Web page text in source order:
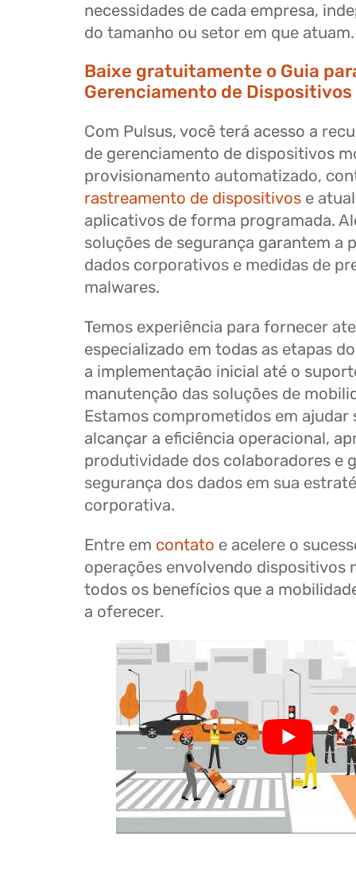
necessidades de cada empresa,
do tamanho ou setor em que atuam.
Baixe gratuitamente o Guia
Gerenciamento de Dispositivos
Com Pulsus, você terá acesso a
de gerenciamento de dispositivos
provisionamento automatizado,
rastreamento de dispositivos e
aplicativos de forma programada.
soluções de segurança garantem a
dados corporativos e medidas de
malwares.
Temos experiência para fornecer
especializado em todas as etapas
a implementação inicial até o
manutenção das soluções de
Estamos comprometidos em ajudar
alcançar a eficiência operacional,
produtividade dos colaboradores e
segurança dos dados em sua
corporativa.
Entre em contato e acelere o
operações envolvendo dispositivos
todos os benefícios que a
a oferecer.